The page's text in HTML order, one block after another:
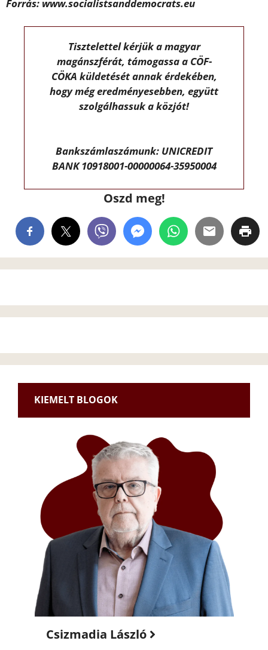
Forrás: www.socialistsanddemocrats.eu
Tisztelettel kérjük a magyar
magánszférát, támogassa a CÖF-
CÖKA küldetését annak érdekében,
hogy még eredményesebben, együtt
szolgálhassuk a közjót!
Bankszámlaszámunk: UNICREDIT
BANK 10918001-00000064-35950004
Oszd meg!
KIEMELT BLOGOK
Csizmadia László